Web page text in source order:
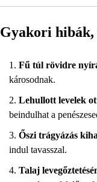
Gyakori
Fű túl rövidre
károsodnak.
Lehullott levelek
beindulhat a
Őszi trágyázás
indul tavasszal.
Talaj